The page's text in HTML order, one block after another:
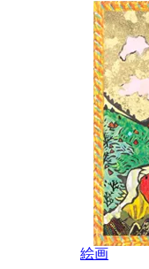
絵画